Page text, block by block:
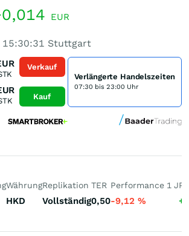
EUR
15:30:31 Stuttgart
Verkauf
Kauf
Verlängerte Handelszeiten
07:30 bis 23:00 Uhr
Währung
HKD
Replikation
Vollständig
TER
0,50
Performance 1 J
-9,12 %